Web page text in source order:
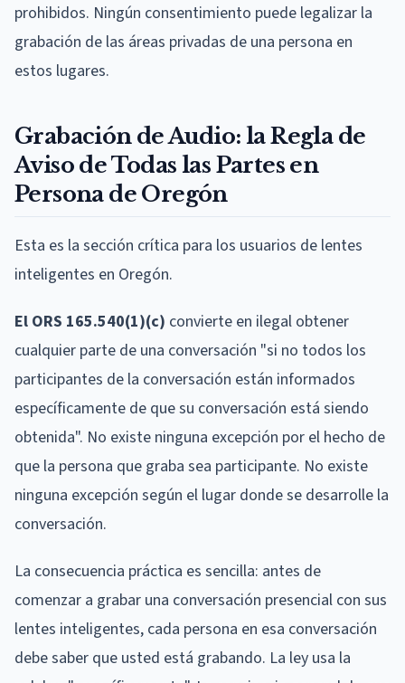
prohibidos. Ningún consentimiento puede legalizar la
grabación de las áreas privadas de una persona en
estos lugares.
Grabación de Audio: la Regla de
Aviso de Todas las Partes en
Persona de Oregón
Esta es la sección crítica para los usuarios de lentes
inteligentes en Oregón.
El ORS 165.540(1)(c) convierte en ilegal obtener
cualquier parte de una conversación "si no todos los
participantes de la conversación están informados
específicamente de que su conversación está siendo
obtenida". No existe ninguna excepción por el hecho de
que la persona que graba sea participante. No existe
ninguna excepción según el lugar donde se desarrolle la
conversación.
La consecuencia práctica es sencilla: antes de
comenzar a grabar una conversación presencial con sus
lentes inteligentes, cada persona en esa conversación
debe saber que usted está grabando. La ley usa la